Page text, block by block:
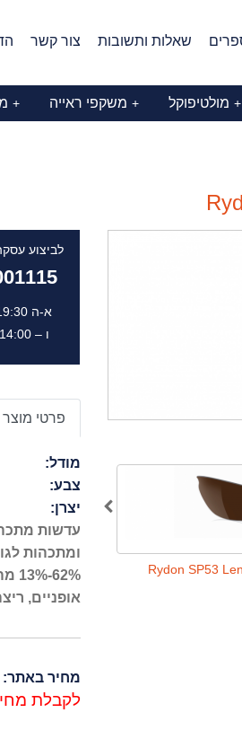
שאלות ותשובות צור קשר
מולטיפוקל + משקפי ראייה +
+
Rydon SP53
Pure Grey
לביצוע
א-ה 08:30-19:30
ו – 08:30-14:00
פרטי מוצר
מודל:
צבע:
יצרן:
אופניים,
מחיר באתר:
לקבלת מחיר